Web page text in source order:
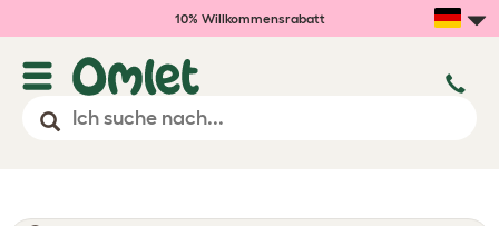
10% Willkommensrabatt